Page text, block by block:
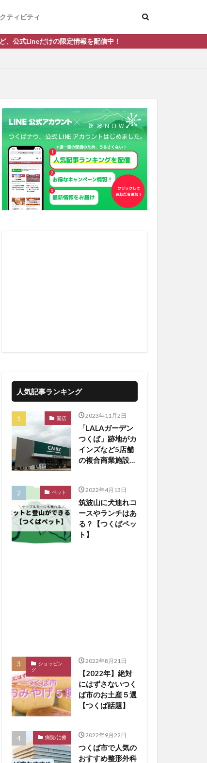
ティビティ
限定情報を配信中！
人気記事ランキング
開店 2023年11月2日
「LALAガーデン
つくば」跡地がカ
インズなど5店舗
の複合商業施設に
ペット 2022年4月13日
筑波山に犬連れコ
ースやランチはあ
る？【つくばペッ
ト】
ショッピン
グ
2022年8月21日
【2022年】絶対
にはずさないつく
ば市のお土産５選
【つくば話題】
病院/治療 2022年9月22日
つくば市で人気の
おすすめ整形外科